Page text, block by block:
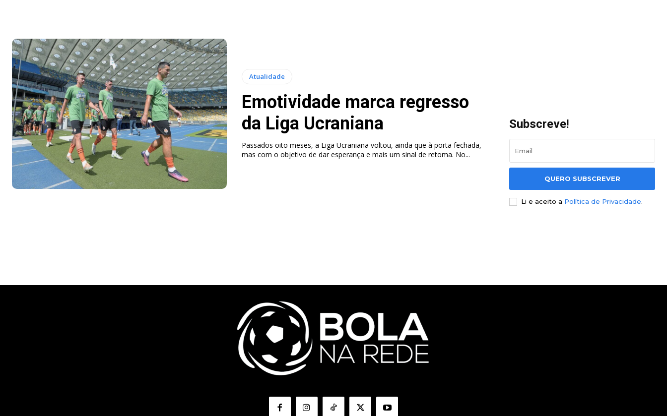
Atualidade
Emotividade marca regresso
da Liga Ucraniana
Passados oito meses, a Liga Ucraniana voltou, ainda que à porta fechada,
mas com o objetivo de dar esperança e mais um sinal de retoma. No...
Subscreve!
QUERO SUBSCREVER
Li e aceito a Política de Privacidade.